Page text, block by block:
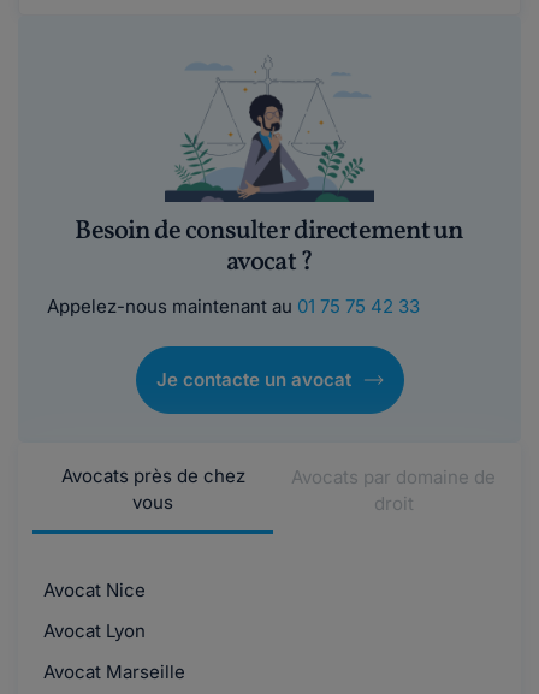
Besoin de consulter directement un
avocat ?
Appelez-nous maintenant au 01 75 75 42 33
Je contacte un avocat
Avocats près de chez
vous
Avocats par domaine de
droit
Avocat Nice
Avocat Lyon
Avocat Marseille